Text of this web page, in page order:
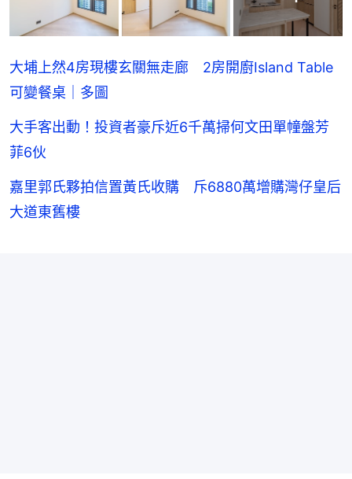
大埔上然4房現樓玄關無走廊 2房開廚Island Table
可變餐桌｜多圖
大手客出動！投資者豪斥近6千萬掃何文田單幢盤芳
菲6伙
嘉里郭氏夥拍信置黃氏收購 斥6880萬增購灣仔皇后
大道東舊樓